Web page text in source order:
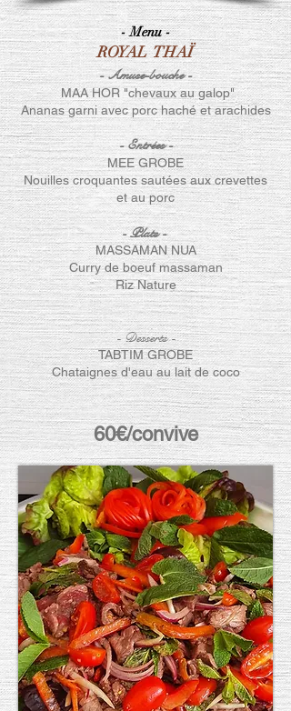
- Menu -
ROYAL THAÏ
- Amuse-bouche -
MAA HOR "chevaux au galop"
Ananas garni avec porc haché et arachides
- Entrées-
MEE GROBE
Nouilles croquantes sautées aux crevettes
et au porc
- Plats -
MASSAMAN NUA
Curry de boeuf massaman
Riz Nature
- Desserts-
TABTIM GROBE
Chataignes d'eau au lait de coco
60€/convive
minimum 4 convives
Frais
du
Chef
BOOKING